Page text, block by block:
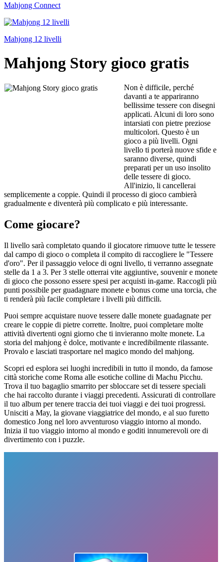
Mahjong Connect
Mahjong 12 livelli
Mahjong Story gioco gratis
Non è difficile, perché
davanti a te appariranno
bellissime tessere con disegni
applicati. Alcuni di loro sono
intarsiati con pietre preziose
multicolori. Questo è un
gioco a più livelli. Ogni
livello ti porterà nuove sfide e
saranno diverse, quindi
preparati per un uso insolito
delle tessere di gioco.
All'inizio, li cancellerai
semplicemente a coppie. Quindi il processo di gioco cambierà
gradualmente e diventerà più complicato e più interessante.
Come giocare?
Il livello sarà completato quando il giocatore rimuove tutte le tessere
dal campo di gioco o completa il compito di raccogliere le "Tessere
d'oro". Per il passaggio veloce di ogni livello, ti verranno assegnate
stelle da 1 a 3. Per 3 stelle otterrai vite aggiuntive, souvenir e monete
di gioco che possono essere spesi per acquisti in-game. Raccogli più
punti possibile per guadagnare monete e bonus come una torcia, che
ti renderà più facile completare i livelli più difficili.
Puoi sempre acquistare nuove tessere dalle monete guadagnate per
creare le coppie di pietre corrette. Inoltre, puoi completare molte
attività divertenti ogni giorno che ti invieranno molte monete. La
storia del mahjong è dolce, motivante e incredibilmente rilassante.
Provalo e lasciati trasportare nel magico mondo del mahjong.
Scopri ed esplora sei luoghi incredibili in tutto il mondo, da famose
città storiche come Roma alle esotiche colline di Machu Picchu.
Trova il tuo bagaglio smarrito per sbloccare set di tessere speciali
che hai raccolto durante i viaggi precedenti. Assicurati di controllare
il tuo album per tenere traccia dei tuoi viaggi e dei tuoi progressi.
Unisciti a May, la giovane viaggiatrice del mondo, e al suo furetto
domestico Jong nel loro avventuroso viaggio intorno al mondo.
Inizia il tuo viaggio intorno al mondo e goditi innumerevoli ore di
divertimento con i puzzle.